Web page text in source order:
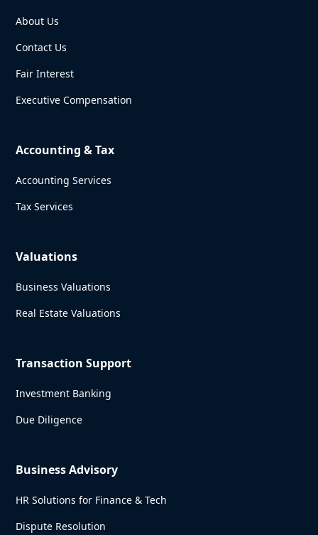
About Us
Contact Us
Fair Interest
Executive Compensation
Accounting & Tax
Accounting Services
Tax Services
Valuations
Business Valuations
Real Estate Valuations
Transaction Support
Investment Banking
Due Diligence
Business Advisory
HR Solutions for Finance & Tech
Dispute Resolution